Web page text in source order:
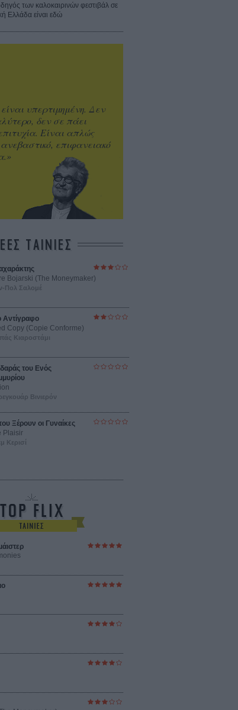
των καλοκαιρινών φεστιβάλ σε
Ελλάδα είναι εδώ
υπερτιμημένη. Δεν
δεν σε πάει
Είναι απλώς
επιφανειακό
ΤΑΙΝΙΕΣ
Bojarski (The Moneymaker)
Πολ Σαλομέ
Αντίγραφο
Copy (Copie Conforme)
Κιαροστάμι
του Ενός
Βινιερόν
Ξέρουν οι Γυναίκες
Plaisir
Κερισί